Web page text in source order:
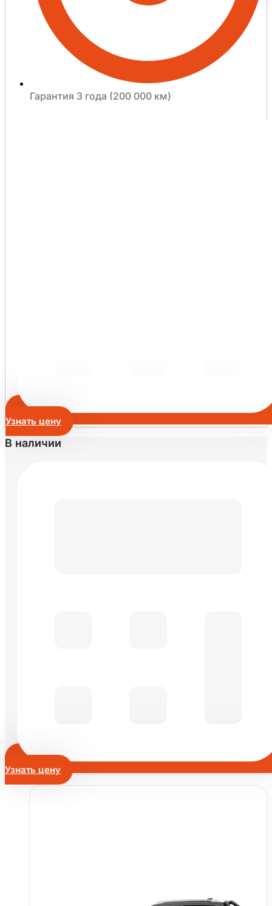
Гарантия 3 года (200 000 км)
Узнать цену
В наличии
Узнать цену